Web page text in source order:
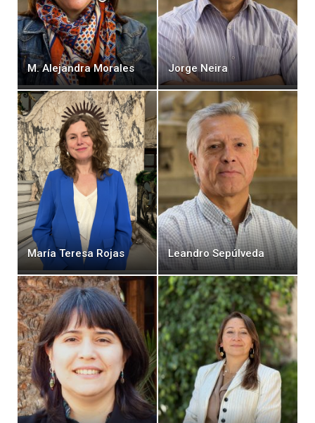
M. Alejandra Morales Jorge Neira
María Teresa Rojas Leandro Sepúlveda